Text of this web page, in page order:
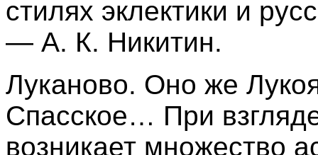
стилях эклектики и
— А. К. Никитин.
Луканово. Оно же
Спасское… При
возникает множество